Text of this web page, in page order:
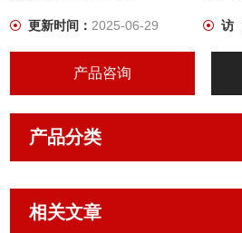
更新时间：2025-06-29 访
产品咨询
产品分类
相关文章